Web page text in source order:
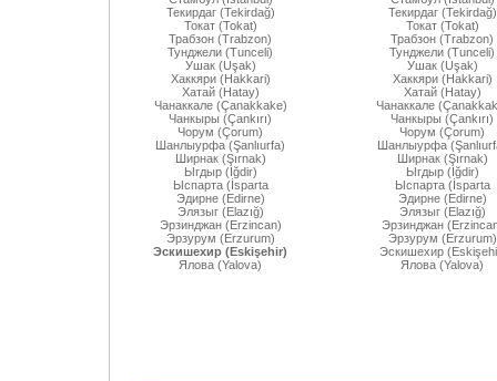
Текирдаг (Tekirdağ)
Токат (Tokat)
Трабзон (Trabzon)
Тунджели (Tunceli)
Ушак (Uşak)
Хаккяри (Hakkari)
Хатай (Hatay)
Чанаккале (Çanakkake)
Чанкыры (Çankırı)
Чорум (Çorum)
Шанлыурфа (Şanlıurfa)
Ширнак (Şırnak)
Ыгдыр (Iğdir)
Ыспарта (İsparta
Эдирне (Edirne)
Элязыг (Elazığ)
Эрзинджан (Erzincan)
Эрзурум (Erzurum)
Эскишехир (Eskişehir)
Ялова (Yalova)
Текирдаг (Tekirdağ)
Токат (Tokat)
Трабзон (Trabzon)
Тунджели (Tunceli)
Ушак (Uşak)
Хаккяри (Hakkari)
Хатай (Hatay)
Чанаккале
Чанкыры (Çankırı)
Чорум (Çorum)
Шанлыурфа
Ширнак (Şırnak)
Ыгдыр (Iğdir)
Ыспарта (İsparta
Эдирне (Edirne)
Элязыг (Elazığ)
Эрзинджан
Эрзурум (Erzurum)
Эскишехир
Ялова (Yalova)